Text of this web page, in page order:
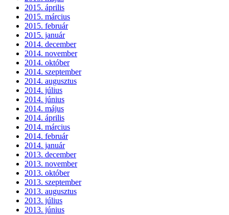
2015. április
2015. március
2015. február
2015. január
2014. december
2014. november
2014. október
2014. szeptember
2014. augusztus
2014. július
2014. június
2014. május
2014. április
2014. március
2014. február
2014. január
2013. december
2013. november
2013. október
2013. szeptember
2013. augusztus
2013. július
2013. június